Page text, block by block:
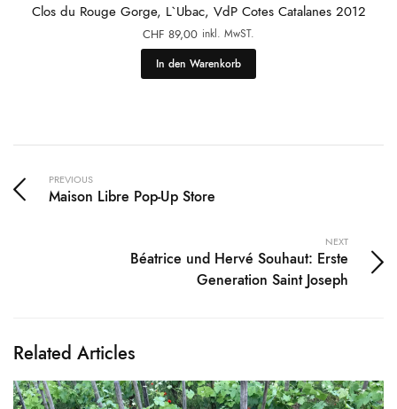
Clos du Rouge Gorge, L`Ubac, VdP Cotes Catalanes 2012
CHF 89,00 inkl. MwST.
In den Warenkorb
PREVIOUS
Maison Libre Pop-Up Store
NEXT
Béatrice und Hervé Souhaut: Erste
Generation Saint Joseph
Related Articles